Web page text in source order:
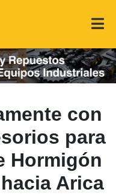
con
para
Hormigón
Arica